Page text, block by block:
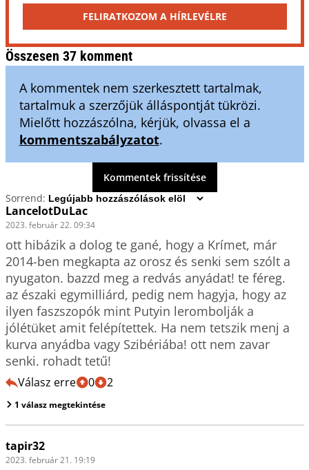
FELIRATKOZOM A HÍRLEVÉLRE
Összesen 37 komment
A kommentek nem szerkesztett tartalmak,
tartalmuk a szerzőjük álláspontját tükrözi.
Mielőtt hozzászólna, kérjük, olvassa el a
kommentszabályzatot.
Kommentek frissítése
Sorrend:
LancelotDuLac
2023. február 22. 09:34
ott hibázik a dolog te gané, hogy a Krímet, már
2014-ben megkapta az orosz és senki sem szólt a
nyugaton. bazzd meg a redvás anyádat! te féreg.
az északi egymilliárd, pedig nem hagyja, hogy az
ilyen faszszopók mint Putyin lerombolják a
jólétüket amit felépítettek. Ha nem tetszik menj a
kurva anyádba vagy Szibériába! ott nem zavar
senki. rohadt tetű!
Válasz erre 0 2
1 válasz megtekintése
tapir32
2023. február 21. 19:19